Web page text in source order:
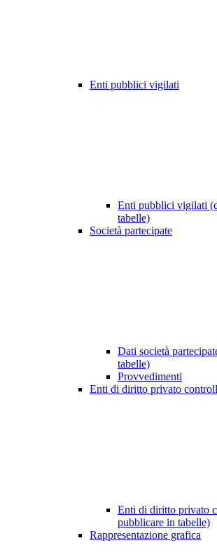
Enti pubblici vigilati
Enti pubblici vigilati
tabelle)
Società partecipate
Dati società
tabelle)
Provvedimenti
Enti di diritto privato
Enti di diritto privato
pubblicare in tabelle)
Rappresentazione grafica